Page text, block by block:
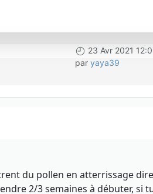
23 Avr 2021
par yaya39
du pollen en atterrissage
2/3 semaines à débuter, si